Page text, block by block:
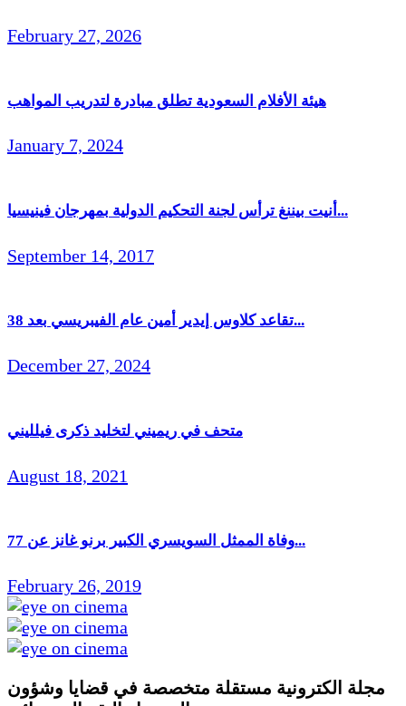
February 27, 2026
هيئة الأفلام السعودية تطلق مبادرة لتدريب المواهب
January 7, 2024
أنيت بيننغ ترأس لجنة التحكيم الدولية بمهرجان فينيسيا...
September 14, 2017
تقاعد كلاوس إيدير أمين عام الفيبريسي بعد 38...
December 27, 2024
متحف في ريميني لتخليد ذكرى فيلليني
August 18, 2021
وفاة الممثل السويسري الكبير برنو غانز عن 77...
February 26, 2019
مجلة الكترونية مستقلة متخصصة في قضايا وشؤون